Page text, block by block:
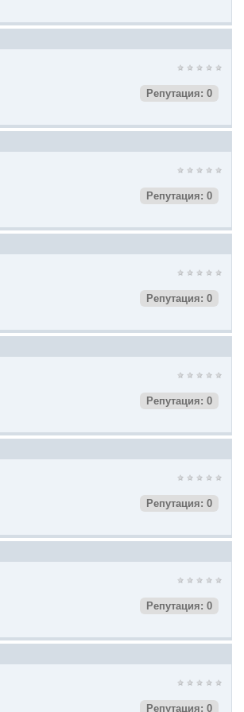
Репутация: 0
Репутация: 0
Репутация: 0
Репутация: 0
Репутация: 0
Репутация: 0
Репутация: 0